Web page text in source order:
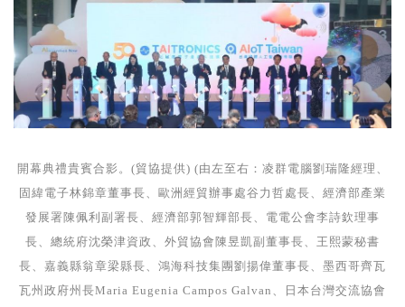
開幕典禮貴賓合影。(貿協提供) (由左至右：凌群電腦劉瑞隆經理、
固緯電子林錦章董事長、歐洲經貿辦事處谷力哲處長、經濟部產業
發展署陳佩利副署長、經濟部郭智輝部長、電電公會李詩欽理事
長、總統府沈榮津資政、外貿協會陳昱凱副董事長、王熙蒙秘書
長、嘉義縣翁章梁縣長、鴻海科技集團劉揚偉董事長、墨西哥齊瓦
瓦州政府州長Maria Eugenia Campos Galvan、日本台灣交流協會